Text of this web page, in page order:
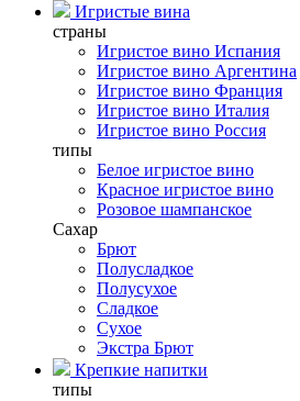
Игристые вина
страны
Игристое вино Испания
Игристое вино Аргентина
Игристое вино Франция
Игристое вино Италия
Игристое вино Россия
типы
Белое игристое вино
Красное игристое вино
Розовое шампанское
Сахар
Брют
Полусладкое
Полусухое
Сладкое
Сухое
Экстра Брют
Крепкие напитки
типы